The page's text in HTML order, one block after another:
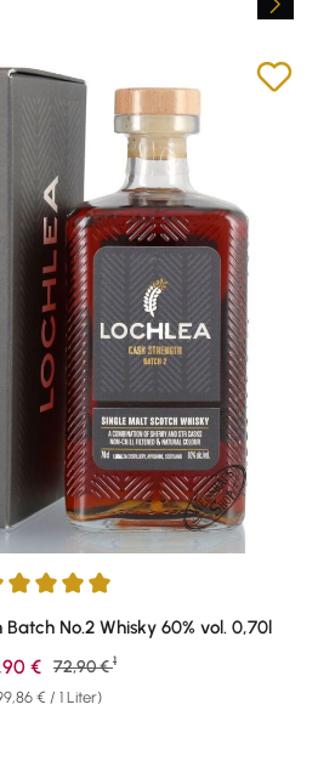
von 5 von 5 Sternen
No.2 Whisky 60% vol. 0,70l
€ / 1 Liter)
Verkaufspreis:
€ Regulärer Preis:
72,90 € 1